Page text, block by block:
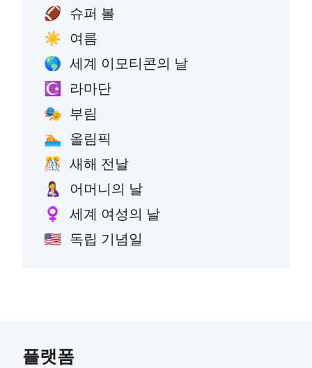
🏈 슈퍼 볼
☀️ 여름
🌎 세계 이모티콘의 날
☪️ 라마단
🎭 부림
🏊 올림픽
🎊 새해 전날
🤱 어머니의 날
♀️ 세계 여성의 날
🇺🇸 독립 기념일
플랫폼